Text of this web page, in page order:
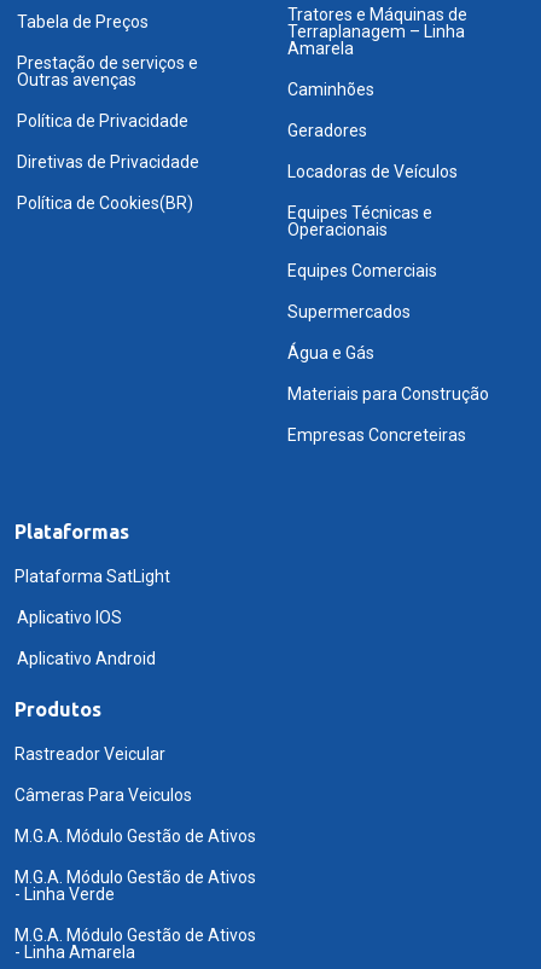
Tabela de Preços
Prestação de serviços e
Outras avenças
Política de Privacidade
Diretivas de Privacidade
Política de Cookies(BR)
Tratores e Máquinas de
Terraplanagem – Linha
Amarela
Caminhões
Geradores
Locadoras de Veículos
Equipes Técnicas e
Operacionais
Equipes Comerciais
Supermercados
Água e Gás
Materiais para Construção
Empresas Concreteiras
Plataformas
Plataforma SatLight
Aplicativo IOS
Aplicativo Android
Produtos
Rastreador Veicular
Câmeras Para Veiculos
M.G.A. Módulo Gestão de Ativos
M.G.A. Módulo Gestão de Ativos
- Linha Verde
M.G.A. Módulo Gestão de Ativos
- Linha Amarela